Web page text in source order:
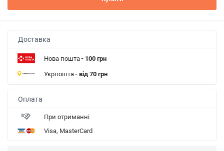
Доставка
Нова пошта- 100 грн
Укрпошта- від 70 грн
Оплата
При отриманні
Visa, MasterCard